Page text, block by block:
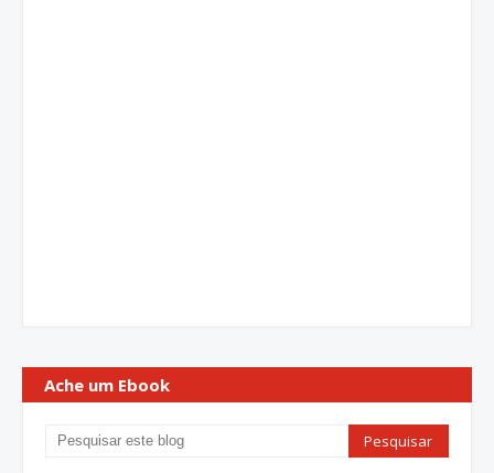
Ache um Ebook